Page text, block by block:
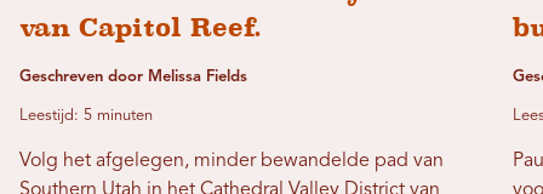
van Capitol Reef.
Geschreven door Melissa Fields
Leestijd: 5 minuten
Volg het afgelegen, minder bewandelde pad van
Southern Utah in het Cathedral Valley District van